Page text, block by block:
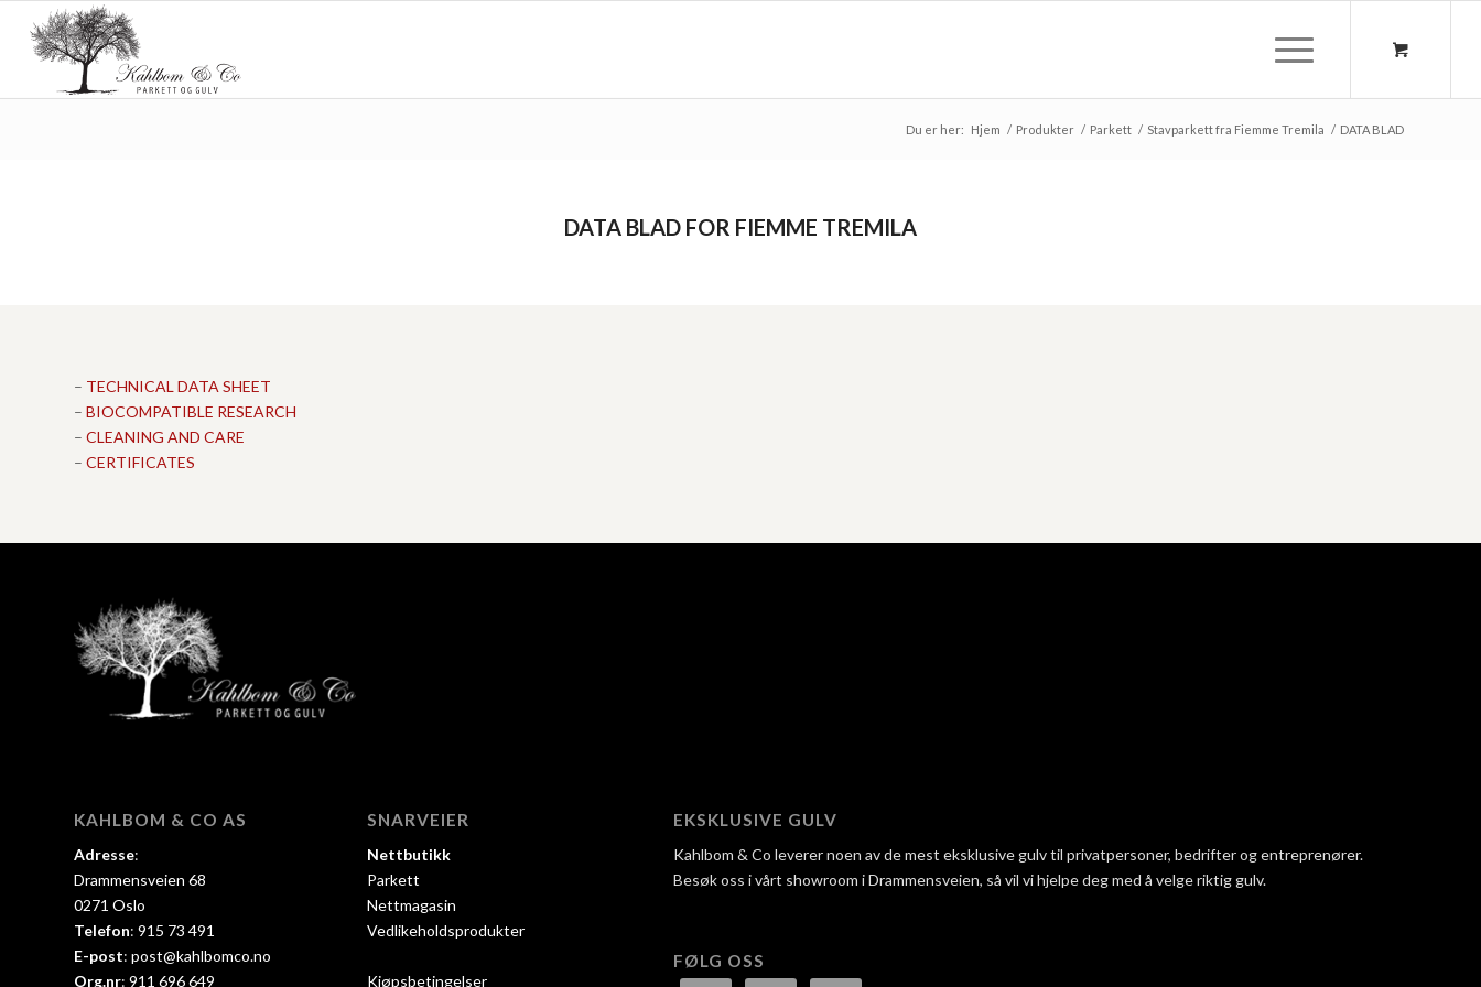
Du er her: Hjem / Produkter / Parkett / Stavparkett fra Fiemme Tremila / DATA BLAD
DATA BLAD FOR FIEMME TREMILA
– TECHNICAL DATA SHEET
– BIOCOMPATIBLE RESEARCH
– CLEANING AND CARE
– CERTIFICATES
KAHLBOM & CO AS
Adresse:
Drammensveien 68
0271 Oslo
Telefon: 915 73 491
E-post: post@kahlbomco.no
Org.nr: 911 696 649
SNARVEIER
Nettbutikk
Parkett
Nettmagasin
Vedlikeholdsprodukter
Kjøpsbetingelser
EKSKLUSIVE GULV
Kahlbom & Co leverer noen av de mest eksklusive gulv til privatpersoner, bedrifter og entreprenører.
Besøk oss i vårt showroom i Drammensveien, så vil vi hjelpe deg med å velge riktig gulv.
FØLG OSS